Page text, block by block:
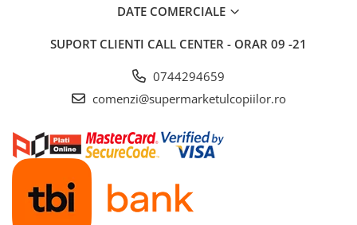
Saltele si mingi pentru plaja
Spatii de joaca si accesorii
Zmeie si jucarii zburatoare
Balansoare, leagane si hamace
bebelusi
Lenjerii si huse patut
Mobilier camera copii
Monitoare video bebelusi
DATE COMERCIALE
SUPORT CLIENTI CALL CENTER - ORAR 09 -21
0744294659
comenzi@supermarketulcopiilor.ro